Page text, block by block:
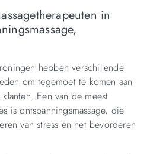
in
hebben verschillende
om tegemoet te komen aan
Een van de meest
is ontspanningsmassage, die
van stress en het bevorderen